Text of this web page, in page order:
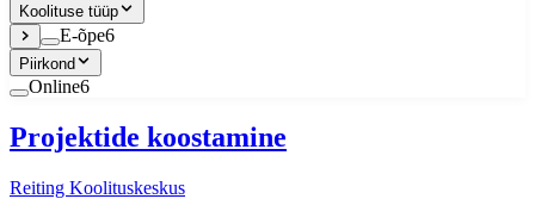
Koolituse tüüp
E-õpe6
Piirkond
Online6
Projektide koostamine
Reiting Koolituskeskus